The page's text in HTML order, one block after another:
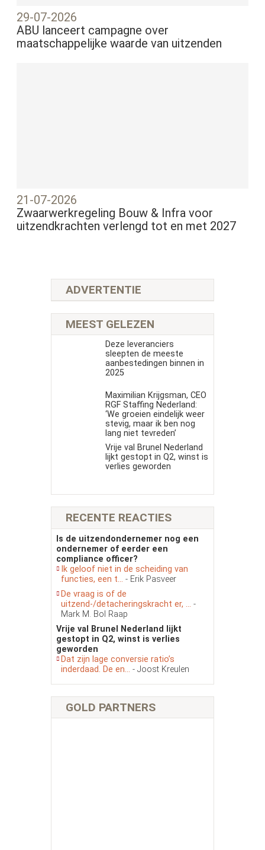
29-07-2026
ABU lanceert campagne over
maatschappelijke waarde van uitzenden
21-07-2026
Zwaarwerkregeling Bouw & Infra voor
uitzendkrachten verlengd tot en met 2027
ADVERTENTIE
MEEST GELEZEN
Deze leveranciers
sleepten de meeste
aanbestedingen binnen in
2025
Maximilian Krijgsman, CEO
RGF Staffing Nederland:
‘We groeien eindelijk weer
stevig, maar ik ben nog
lang niet tevreden’
Vrije val Brunel Nederland
lijkt gestopt in Q2, winst is
verlies geworden
RECENTE REACTIES
Is de uitzendondernemer nog een
ondernemer of eerder een
compliance officer?
Ik geloof niet in de scheiding van
functies, een t... - Erik Pasveer
De vraag is of de
uitzend-/detacheringskracht er, ... -
Mark M. Bol Raap
Vrije val Brunel Nederland lijkt
gestopt in Q2, winst is verlies
geworden
Dat zijn lage conversie ratio’s
inderdaad. De en... - Joost Kreulen
GOLD PARTNERS